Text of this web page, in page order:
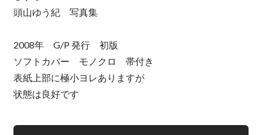
頭山ゆう紀 写真集
2008年 G/P 発行 初版
ソフトカバー モノクロ 帯付き
表紙上部に極小ヨレありますが
状態は良好です